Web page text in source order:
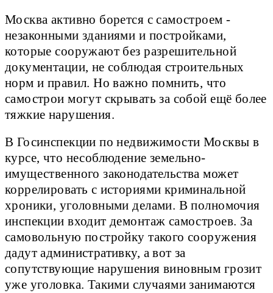
Москва активно борется с самостроем -
незаконными зданиями и постройками,
которые сооружают без разрешительной
документации, не соблюдая строительных
норм и правил. Но важно помнить, что
самострои могут скрывать за собой ещё более
тяжкие нарушения.
В Госинспекции по недвижимости Москвы в
курсе, что несоблюдение земельно-
имущественного законодательства может
коррелировать с историями криминальной
хроники, уголовными делами. В полномочия
инспекции входит демонтаж самостроев. За
самовольную постройку такого сооружения
дадут административку, а вот за
сопутствующие нарушения виновным грозит
уже уголовка. Такими случаями занимаются